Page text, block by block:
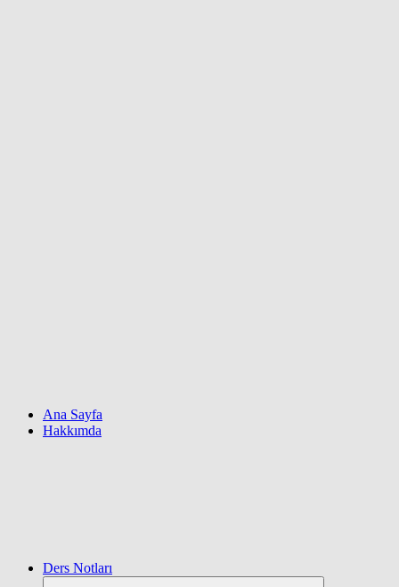
Ana Sayfa
Hakkımda
Ders Notları